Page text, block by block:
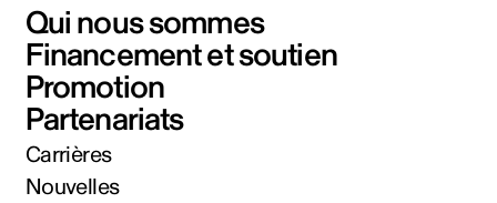
Qui nous sommes
Financement et soutien
Promotion
Partenariats
Carrières
Nouvelles